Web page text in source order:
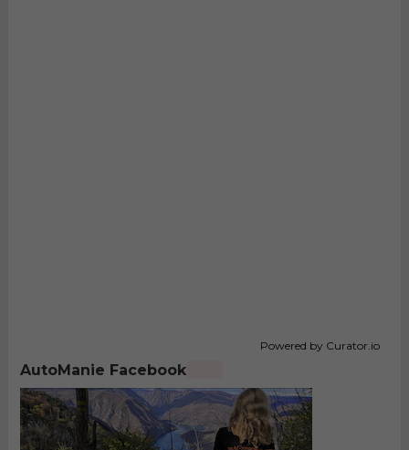
Powered by Curator.io
AutoManie Facebook